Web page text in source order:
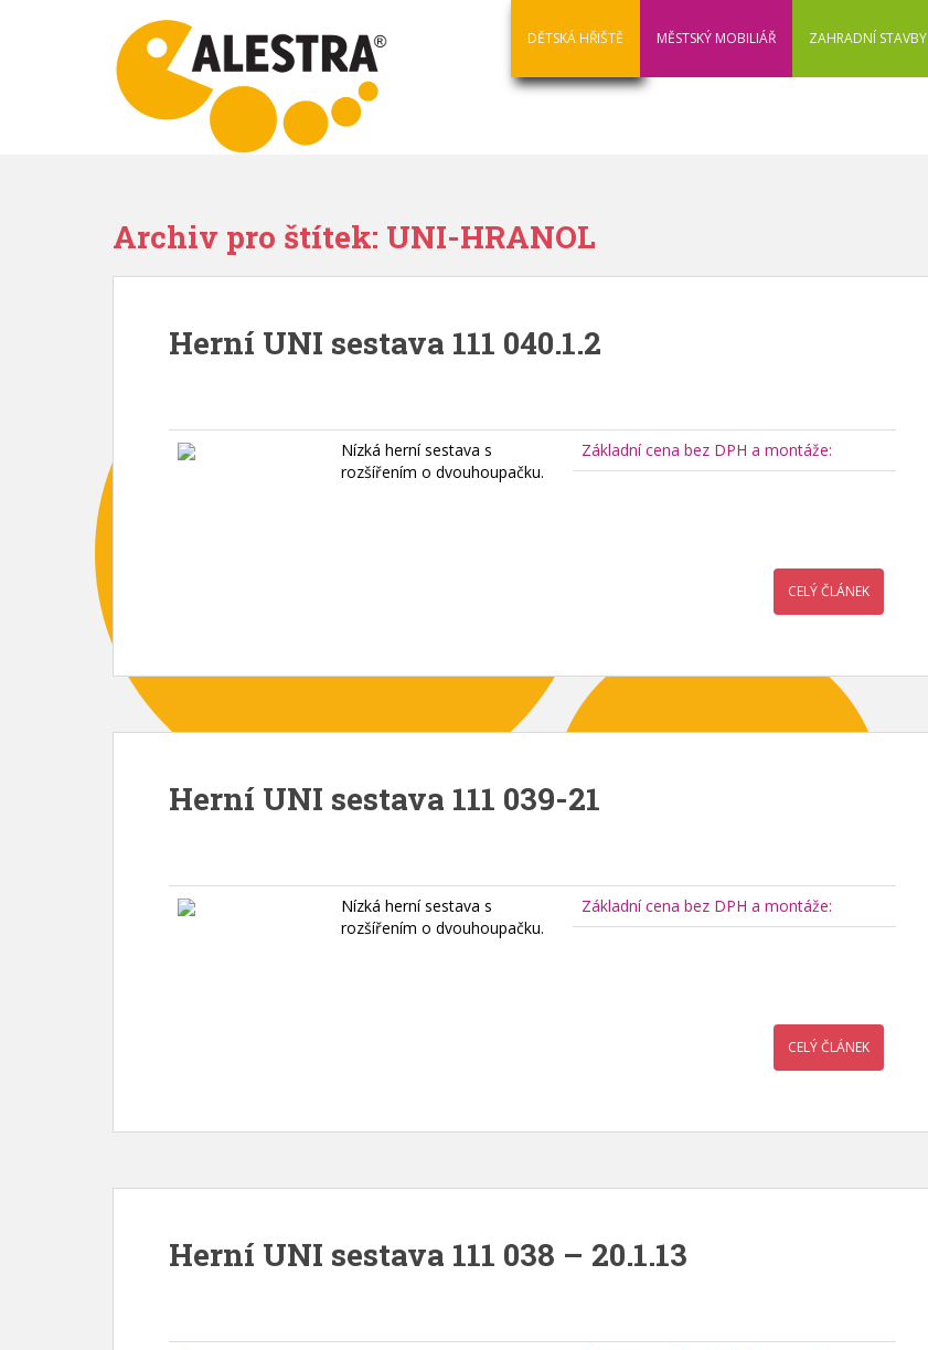
DĚTSKÁ HŘIŠTĚ MĚSTSKÝ MOBILIÁŘ ZAHRADNÍ STAVBY
Archiv pro štítek: UNI-HRANOL
Herní UNI sestava 111 040.1.2
Nízká herní sestava s
rozšířením o dvouhoupačku.
Základní cena bez DPH a montáže:
CELÝ ČLÁNEK
Herní UNI sestava 111 039-21
Nízká herní sestava s
rozšířením o dvouhoupačku.
Základní cena bez DPH a montáže:
CELÝ ČLÁNEK
Herní UNI sestava 111 038 – 20.1.13